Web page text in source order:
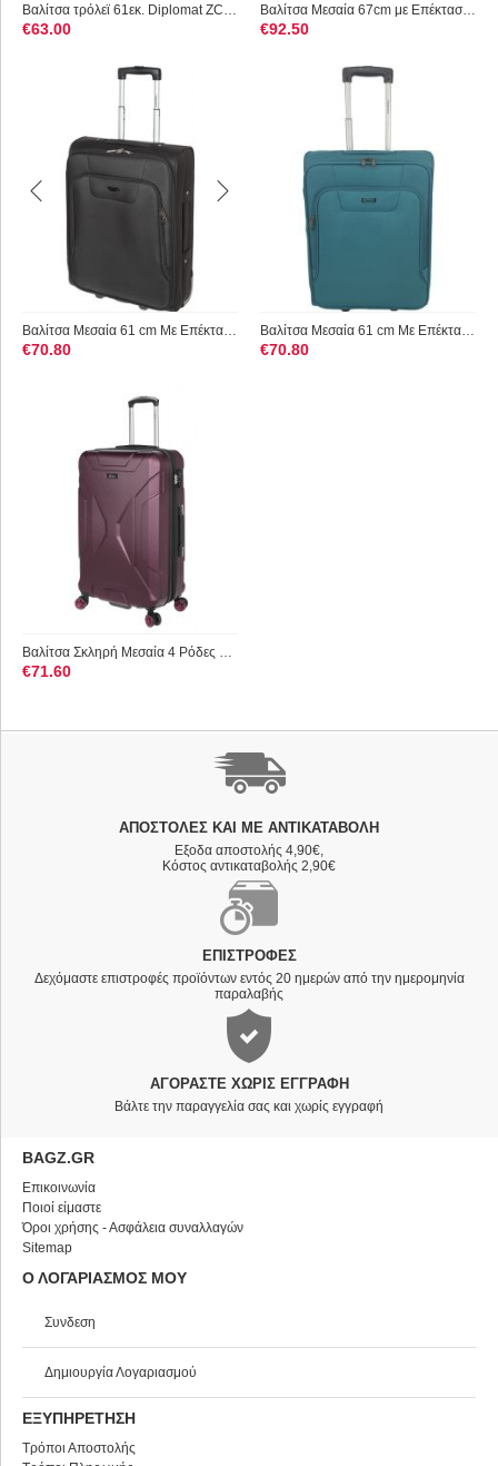
€63.00
Βαλίτσα Μεσαία 67cm με Επέκταση Diplomat ZC6019-67 Γκρι
€92.50
Βαλίτσα Μεσαία 61 cm Με Επέκταση Diplomat ZC980-61 Μαύρο
€70.80
Βαλίτσα Μεσαία 61 cm Με Επέκταση Diplomat ZC980-61 Πετρολ
€70.80
Βαλίτσα Σκληρή Μεσαία 4 Ρόδες Stelxis ST 525-M Μπορντό
€71.60
ΑΠΟΣΤΟΛΈΣ ΚΑΙ ΜΕ ΑΝΤΙΚΑΤΑΒΟΛΗ
Εξοδα αποστολής 4,90€,
Κόστος αντικαταβολής 2,90€
ΕΠΙΣΤΡΟΦΈΣ
Δεχόμαστε επιστροφές προϊόντων εντός 20 ημερών από την ημερομηνία
παραλαβής
ΑΓΟΡΆΣΤΕ ΧΩΡΊΣ ΕΓΓΡΑΦΉ
Βάλτε την παραγγελία σας και χωρίς εγγραφή
BAGZ.GR
Επικοινωνία
Ποιοί είμαστε
Όροι χρήσης - Ασφάλεια συναλλαγών
Sitemap
Ο ΛΟΓΑΡΙΑΣΜΟΣ ΜΟΥ
Συνδεση
Δημιουργία Λογαριασμού
ΕΞΥΠΗΡΕΤΗΣΗ
Τρόποι Αποστολής